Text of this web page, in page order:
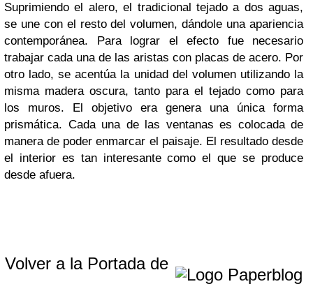
Suprimiendo el alero, el tradicional tejado a dos aguas,
se une con el resto del volumen, dándole una apariencia
contemporánea. Para lograr el efecto fue necesario
trabajar cada una de las aristas con placas de acero. Por
otro lado, se acentúa la unidad del volumen utilizando la
misma madera oscura, tanto para el tejado como para
los muros. El objetivo era genera una única forma
prismática. Cada una de las ventanas es colocada de
manera de poder enmarcar el paisaje. El resultado desde
el interior es tan interesante como el que se produce
desde afuera.
Volver a la Portada de